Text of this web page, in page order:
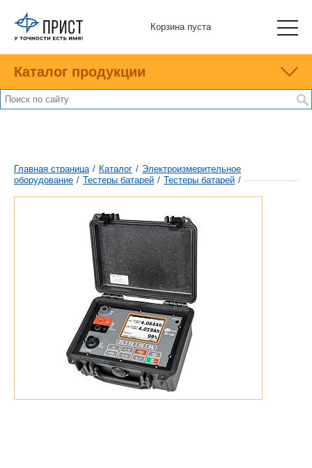
Корзина пуста
Каталог продукции
Главная страница / Каталог / Электроизмерительное
оборудование / Тестеры батарей / Тестеры батарей /